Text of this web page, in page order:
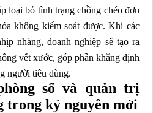
loại bỏ tình trạng chồng chéo đơn
không kiểm soát được. Khi các
nhàng, doanh nghiệp sẽ tạo ra
vết xước, góp phần khẳng định
người tiêu dùng.
số và quản trị
trong kỷ nguyên mới